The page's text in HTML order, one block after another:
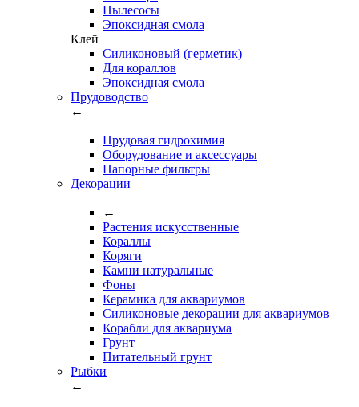
Пылесосы
Эпоксидная смола
Клей
Силиконовый (герметик)
Для кораллов
Эпоксидная смола
Прудоводство
←
Прудовая гидрохимия
Оборудование и аксессуары
Напорные фильтры
Декорации
←
Растения искусственные
Кораллы
Коряги
Камни натуральные
Фоны
Керамика для аквариумов
Силиконовые декорации для аквариумов
Корабли для аквариума
Грунт
Питательный грунт
Рыбки
←